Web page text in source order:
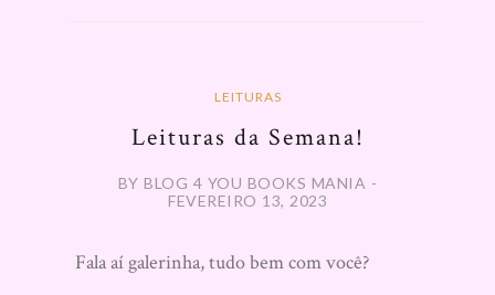
LEITURAS
Leituras da Semana!
BY BLOG 4 YOU BOOKS MANIA -
FEVEREIRO 13, 2023
Fala aí galerinha, tudo bem com você?